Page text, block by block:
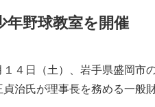
年野球教室を開催
４日（土）、岩手県盛岡市
治氏が理事長を務める一般